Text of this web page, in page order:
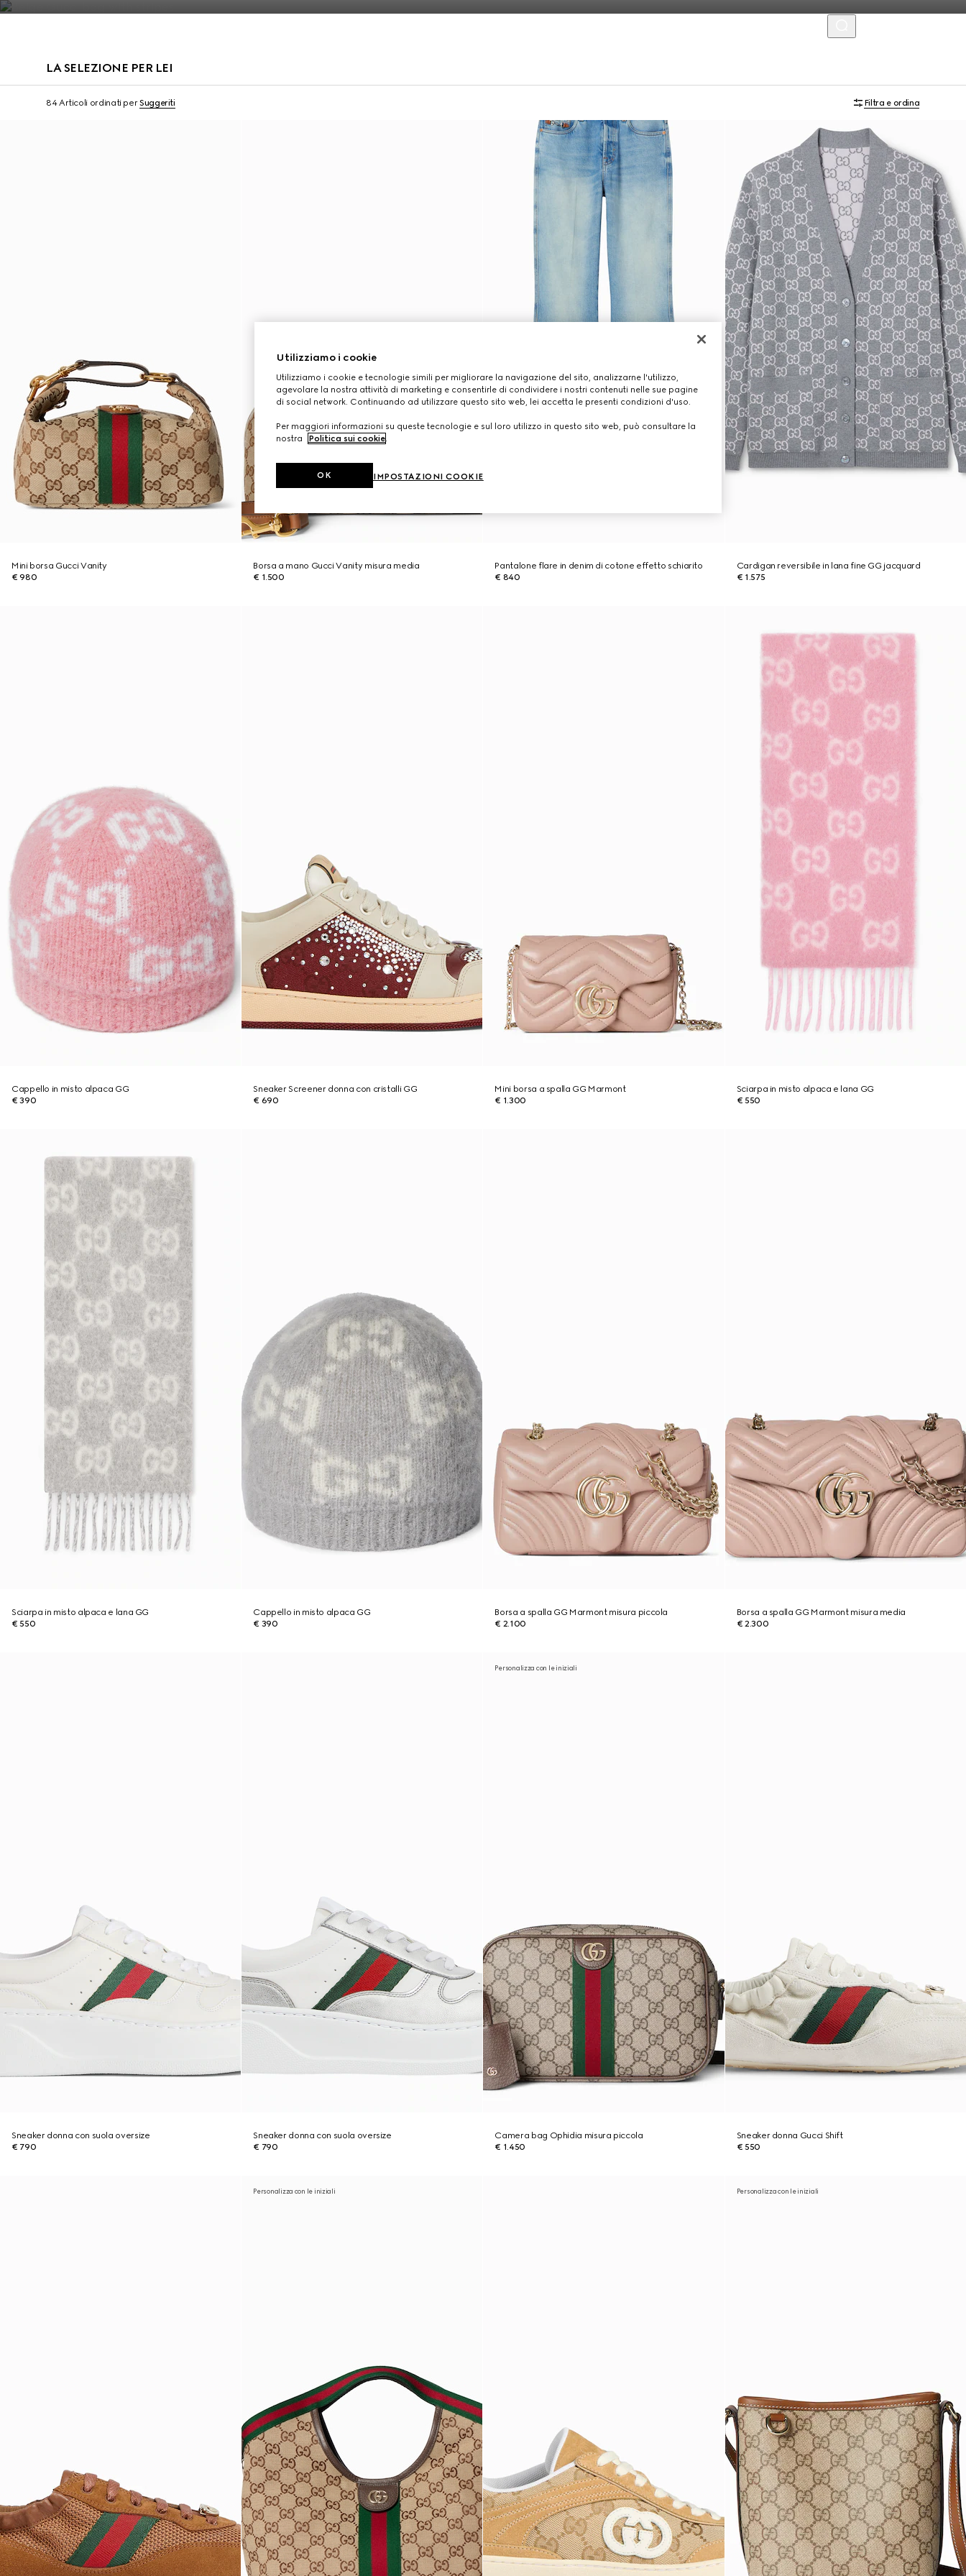
LA SELEZIONE PER LEI
84 Articoli ordinati perSuggeriti Filtra e ordina
Personalizza con le iniziali
Mini borsa Gucci Vanity
€ 980
Borsa a mano Gucci Vanity misura media
€ 1.500
Pantalone flare in denim di cotone effetto schiarito
€ 840
Cardigan reversibile in lana fine GG jacquard
€ 1.575
Cappello in misto alpaca GG
€ 390
Sneaker Screener donna con cristalli GG
€ 690
Mini borsa a spalla GG Marmont
€ 1.300
Sciarpa in misto alpaca e lana GG
€ 550
Sciarpa in misto alpaca e lana GG
€ 550
Cappello in misto alpaca GG
€ 390
Borsa a spalla GG Marmont misura piccola
€ 2.100
Borsa a spalla GG Marmont misura media
€ 2.300
Sneaker donna con suola oversize
€ 790
Sneaker donna con suola oversize
€ 790
Personalizza con le iniziali
Camera bag Ophidia misura piccola
€ 1.450
Sneaker donna Gucci Shift
€ 550
Personalizza con le iniziali Personalizza con le iniziali
Utilizziamo i cookie
Utilizziamo i cookie e tecnologie simili per migliorare la navigazione del sito, analizzarne l'utilizzo,
agevolare la nostra attività di marketing e consentirle di condividere i nostri contenuti nelle sue pagine
di social network. Continuando ad utilizzare questo sito web, lei accetta le presenti condizioni d'uso.
Per maggiori informazioni su queste tecnologie e sul loro utilizzo in questo sito web, può consultare la
nostra
Politica sui cookie.
IMPOSTAZIONI COOKIE
OK